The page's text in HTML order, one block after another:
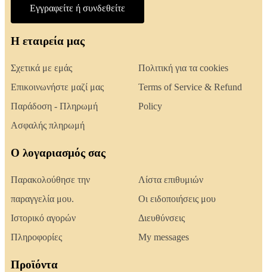
Εγγραφείτε ή συνδεθείτε
Η εταιρεία μας
Σχετικά με εμάς
Επικοινωνήστε μαζί μας
Παράδοση - Πληρωμή
Ασφαλής πληρωμή
Πολιτική για τα cookies
Terms of Service & Refund
Policy
Ο λογαριασμός σας
Παρακολούθησε την
παραγγελία μου.
Ιστορικό αγορών
Πληροφορίες
Λίστα επιθυμιών
Οι ειδοποιήσεις μου
Διευθύνσεις
My messages
Προϊόντα